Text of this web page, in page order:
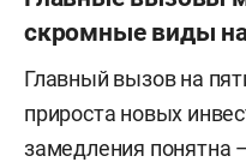
скромные виды
Главный вызов на
прироста новых
замедления понятна